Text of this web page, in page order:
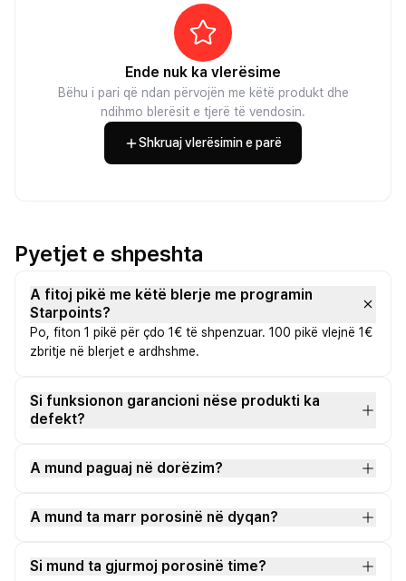
Ende nuk ka vlerësime
Bëhu i pari që ndan përvojën me këtë produkt dhe
ndihmo blerësit e tjerë të vendosin.
Shkruaj vlerësimin e parë
Pyetjet e shpeshta
A fitoj pikë me këtë blerje me programin
Starpoints?
Po, fiton 1 pikë për çdo 1€ të shpenzuar. 100 pikë vlejnë 1€
zbritje në blerjet e ardhshme.
Si funksionon garancioni nëse produkti ka
defekt?
A mund paguaj në dorëzim?
A mund ta marr porosinë në dyqan?
Si mund ta gjurmoj porosinë time?